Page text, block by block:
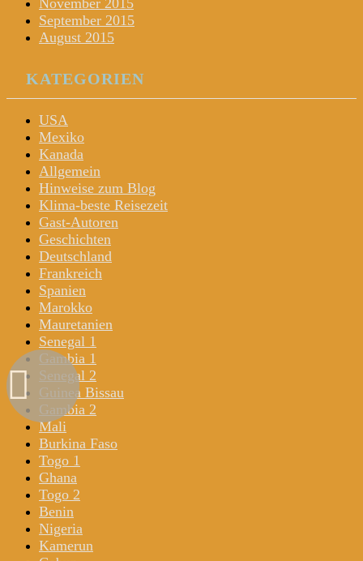
September 2015
August 2015
KATEGORIEN
USA
Mexiko
Kanada
Allgemein
Hinweise zum Blog
Klima-beste Reisezeit
Gast-Autoren
Geschichten
Deutschland
Frankreich
Spanien
Marokko
Mauretanien
Senegal 1
Gambia 1
Senegal 2
Guinea Bissau
Gambia 2
Mali
Burkina Faso
Togo 1
Ghana
Togo 2
Benin
Nigeria
Kamerun